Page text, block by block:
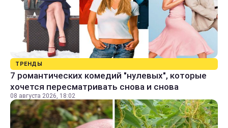
ТРЕНДЫ
7 романтических комедий "нулевых", которые
хочется пересматривать снова и снова
08 августа 2026, 18:02